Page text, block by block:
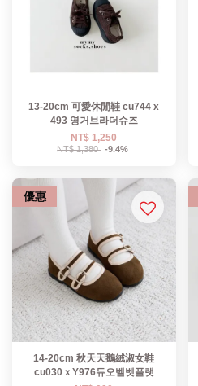
13-20cm 可愛休閒鞋 cu744 x
493 영거브라더슈즈
NT$ 1,250
NT$ 1,380 -9.4%
優惠
14-20cm 秋天天鵝絨淑女鞋
cu030ｘY976듀오벨벳플랫